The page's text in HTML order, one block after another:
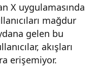
X uygulamasında
mağdur
gelen bu
akışları
erişemiyor.